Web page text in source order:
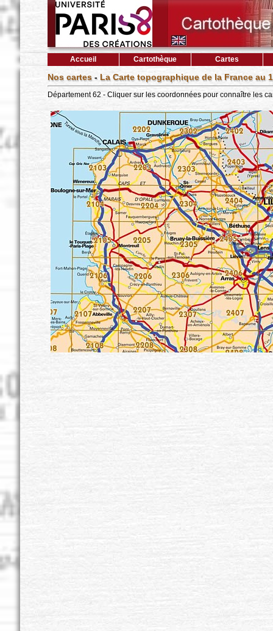
Accueil Cartothèque Cartes
Nos cartes- La Carte topographique de la France au
Département 62 - Cliquer sur les coordonnées pour connaître les